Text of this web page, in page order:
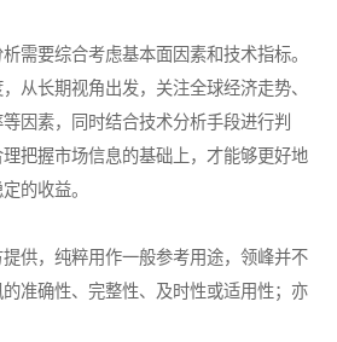
需要综合考虑基本面因素和技术指标。
从长期视角出发，关注全球经济走势、
因素，同时结合技术分析手段进行判
把握市场信息的基础上，才能够更好地
的收益。
供，纯粹用作一般参考用途，领峰并不
准确性、完整性、及时性或适用性；亦